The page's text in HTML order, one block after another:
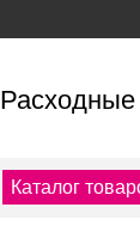
Расходные
Каталог